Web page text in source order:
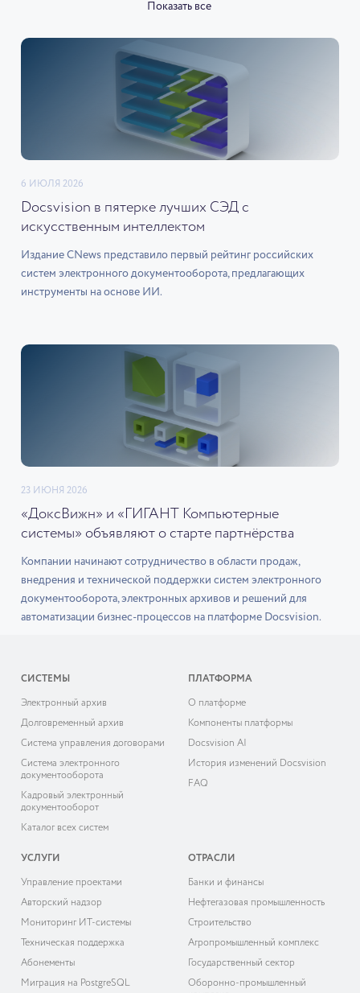
Показать все
6 ИЮЛЯ 2026
Docsvision в пятерке лучших СЭД с
искусственным интеллектом
Издание CNews представило первый рейтинг российских
систем электронного документооборота, предлагающих
инструменты на основе ИИ.
23 ИЮНЯ 2026
«ДоксВижн» и «ГИГАНТ Компьютерные
системы» объявляют о старте партнёрства
Компании начинают сотрудничество в области продаж,
внедрения и технической поддержки систем электронного
документооборота, электронных архивов и решений для
автоматизации бизнес-процессов на платформе Docsvision.
СИСТЕМЫ
Электронный архив
Долговременный архив
Система управления договорами
Система электронного
документооборота
Кадровый электронный
документооборот
Каталог всех систем
ПЛАТФОРМА
О платформе
Компоненты платформы
Docsvision AI
История изменений Docsvision
FAQ
УСЛУГИ
Управление проектами
Авторский надзор
Мониторинг ИТ-системы
Техническая поддержка
Абонементы
Миграция на PostgreSQL
ОТРАСЛИ
Банки и финансы
Нефтегазовая промышленность
Строительство
Агропромышленный комплекс
Государственный сектор
Оборонно-промышленный